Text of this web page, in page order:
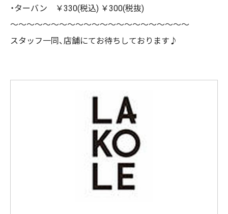
・ターバン ￥330(税込) ￥300(税抜)
〜〜〜〜〜〜〜〜〜〜〜〜〜〜〜〜〜〜〜〜〜〜
スタッフ一同、店舗にてお待ちしております♪